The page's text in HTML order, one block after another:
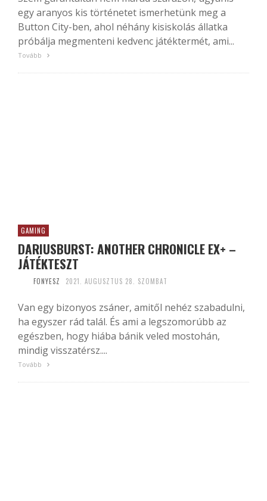
egy aranyos kis történetet ismerhetünk meg a
Button City-ben, ahol néhány kisiskolás állatka
próbálja megmenteni kedvenc játéktermét, ami...
Tovább
GAMING
DARIUSBURST: ANOTHER CHRONICLE EX+ –
JÁTÉKTESZT
FONYESZ 2021. AUGUSZTUS 28. SZOMBAT
Van egy bizonyos zsáner, amitől nehéz szabadulni,
ha egyszer rád talál. És ami a legszomorúbb az
egészben, hogy hiába bánik veled mostohán,
mindig visszatérsz....
Tovább